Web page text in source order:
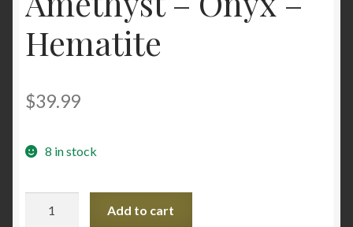
Wishlist
Hematite
$39.99
8 in stock
Add to cart